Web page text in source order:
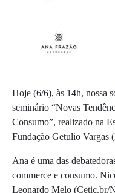
Hoje (6/6), às 14h, nossa
seminário “Novas
Consumo”, realizado na
Fundação Getulio
Ana é uma das
commerce e consumo.
Leonardo Melo (Cetic.br/